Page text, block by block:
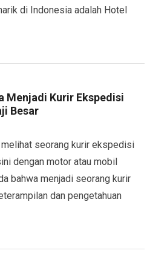
di Indonesia adalah Hotel
Menjadi Kurir Ekspedisi
Besar
seorang kurir ekspedisi
dengan motor atau mobil
bahwa menjadi seorang kurir
dan pengetahuan